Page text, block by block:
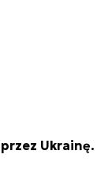
Ukrainę.